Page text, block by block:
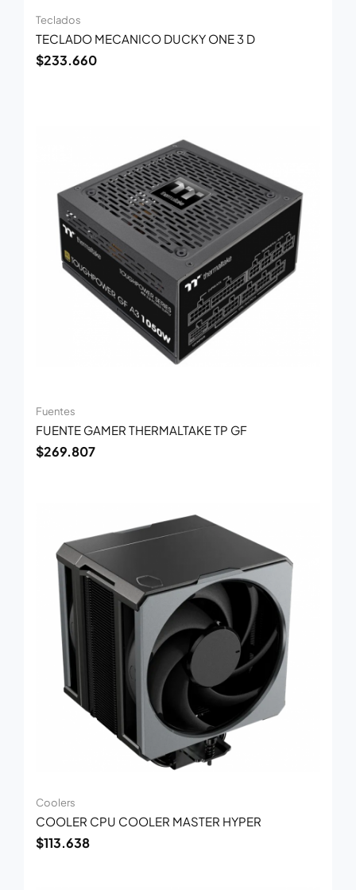
Teclados
TECLADO MECANICO DUCKY ONE 3 D
$233.660
Fuentes
FUENTE GAMER THERMALTAKE TP GF
$269.807
Coolers
COOLER CPU COOLER MASTER HYPER
$113.638